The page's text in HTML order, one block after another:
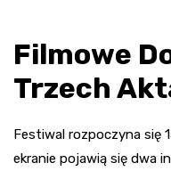
Filmowe
Trzech
Festiwal rozpoczyna się
ekranie pojawią się dwa